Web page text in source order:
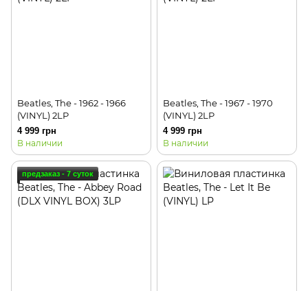
Beatles, The - 1962 - 1966
(VINYL) 2LP
4 999 грн
В наличии
Beatles, The - 1967 - 1970
(VINYL) 2LP
4 999 грн
В наличии
предзаказ - 7 суток